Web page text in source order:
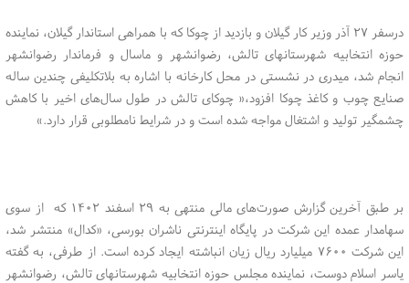
درسفر ۲۷ آذر وزیر کار گیلان و بازدید از چوکا که با همراهی استاندار گیلان، نماینده
حوزه انتخابیه شهرستانهای تالش، رضوانشهر و ماسال و فرماندار رضوانشهر
انجام شد، میدری در نشستی در محل کارخانه با اشاره به بلاتکلیفی چندین ساله
صنایع چوب و کاغذ چوکا افزود،« چوکای تالش در طول سال‌های اخیر با کاهش
چشمگیر تولید و اشتغال مواجه شده است و در شرایط نامطلوبی قرار دارد.»
بر طبق آخرین گزارش صورت‌های مالی منتهی به ۲۹ اسفند ۱۴۰۲ که از سوی
سهامدار عمده این شرکت در پایگاه اینترنتی ناشران بورسی، «کدال» منتشر شد،
این شرکت ۷۶۰۰ میلیارد ریال زیان انباشته ایجاد کرده است. از طرفی، به گفته
یاسر اسلام دوست، نماینده مجلس حوزه انتخابیه شهرستانهای تالش، رضوانشهر